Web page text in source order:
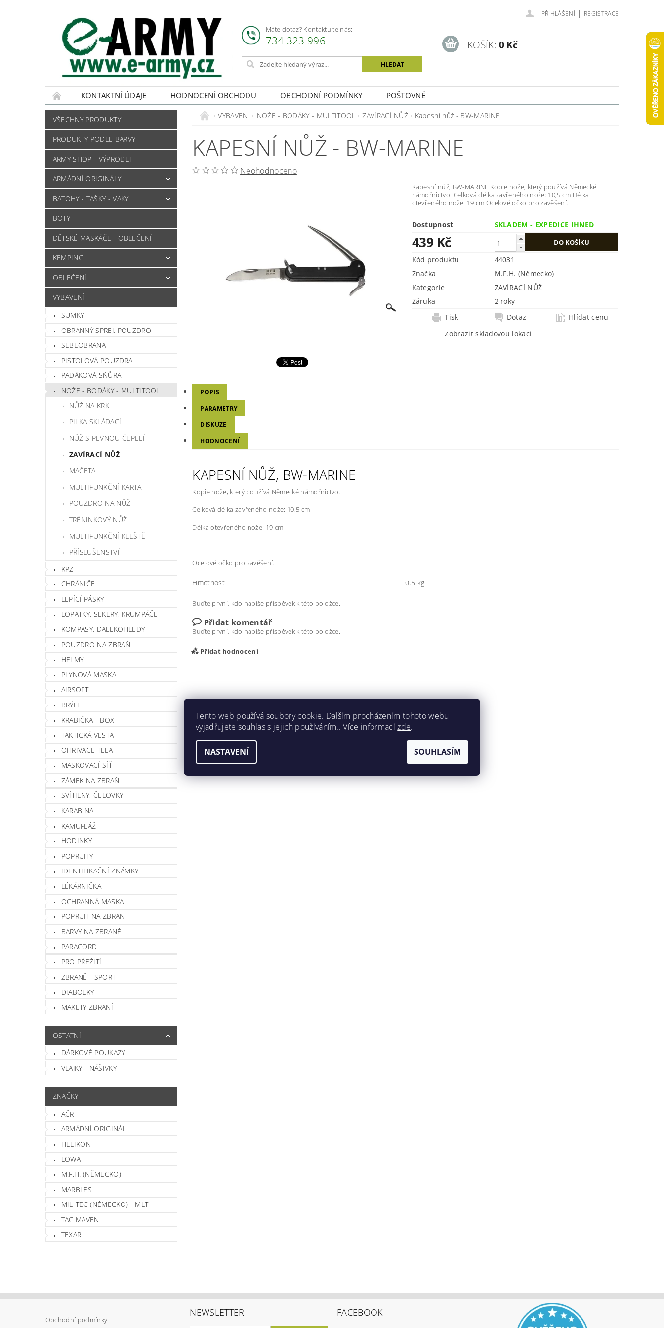
Máte dotaz? Kontaktujte nás:
734 323 996
PŘIHLÁŠENÍ | REGISTRACE
KOŠÍK: 0 Kč
KONTAKTNÍ ÚDAJE HODNOCENÍ OBCHODU OBCHODNÍ PODMÍNKY POŠTOVNÉ
VŠECHNY PRODUKTY
PRODUKTY PODLE BARVY
ARMY SHOP - VÝPRODEJ
ARMÁDNÍ ORIGINÁLY
BATOHY - TAŠKY - VAKY
BOTY
DĚTSKÉ MASKÁČE - OBLEČENÍ
KEMPING
OBLEČENÍ
VYBAVENÍ
SUMKY
OBRANNÝ SPREJ, POUZDRO
SEBEOBRANA
PISTOLOVÁ POUZDRA
PADÁKOVÁ SŇŮRA
NOŽE - BODÁKY - MULTITOOL
NŮŽ NA KRK
PILKA SKLÁDACÍ
NŮŽ S PEVNOU ČEPELÍ
ZAVÍRACÍ NŮŽ
MAČETA
MULTIFUNKČNÍ KARTA
POUZDRO NA NŮŽ
TRÉNINKOVÝ NŮŽ
MULTIFUNKČNÍ KLEŠTĚ
PŘÍSLUŠENSTVÍ
KPZ
CHRÁNIČE
LEPÍCÍ PÁSKY
LOPATKY, SEKERY, KRUMPÁČE
KOMPASY, DALEKOHLEDY
POUZDRO NA ZBRAŇ
HELMY
PLYNOVÁ MASKA
AIRSOFT
BRÝLE
KRABIČKA - BOX
TAKTICKÁ VESTA
OHŘÍVAČE TĚLA
MASKOVACÍ SÍŤ
ZÁMEK NA ZBRAŇ
SVÍTILNY, ČELOVKY
KARABINA
KAMUFLÁŽ
HODINKY
POPRUHY
IDENTIFIKAČNÍ ZNÁMKY
LÉKÁRNIČKA
OCHRANNÁ MASKA
POPRUH NA ZBRAŇ
BARVY NA ZBRANĚ
PARACORD
PRO PŘEŽITÍ
ZBRANĚ - SPORT
DIABOLKY
MAKETY ZBRANÍ
OSTATNÍ
DÁRKOVÉ POUKAZY
VLAJKY - NÁŠIVKY
ZNAČKY
AČR
ARMÁDNÍ ORIGINÁL
HELIKON
LOWA
M.F.H. (NĚMECKO)
MARBLES
MIL-TEC (NĚMECKO) - MLT
TAC MAVEN
TEXAR
VYBAVENÍ NOŽE - BODÁKY - MULTITOOL ZAVÍRACÍ NŮŽ Kapesní nůž - BW-MARINE
KAPESNÍ NŮŽ - BW-MARINE
Neohodnoceno
Kapesní nůž, BW-MARINE Kopie nože, který používá Německé
námořnictvo. Celková délka zavřeného nože: 10,5 cm Délka
otevřeného nože: 19 cm Ocelové očko pro zavěšení.
Dostupnost SKLADEM - EXPEDICE IHNED
439 Kč
Kód produktu
44031
Značka
M.F.H. (Německo)
Kategorie
ZAVÍRACÍ NŮŽ
Záruka
2 roky
Tisk
Dotaz
Hlídat cenu
Zobrazit skladovou lokaci
POPIS
PARAMETRY
DISKUZE
HODNOCENÍ
KAPESNÍ NŮŽ, BW-MARINE
Kopie nože, který používá Německé námořnictvo.
Celková délka zavřeného nože: 10,5 cm
Délka otevřeného nože: 19 cm
Ocelové očko pro zavěšení.
Hmotnost 0.5 kg
Buďte první, kdo napíše příspěvek k této položce.
Přidat komentář
Buďte první, kdo napíše příspěvek k této položce.
Přidat hodnocení
Vložením hodnocení souhlasíte spodmínkami ochrany osobních údajů
Obchodní podmínky
NEWSLETTER FACEBOOK
Tento web používá soubory cookie. Dalším procházením tohoto webu
vyjadřujete souhlas s jejich používáním.. Více informacízde.
NASTAVENÍ SOUHLASÍM